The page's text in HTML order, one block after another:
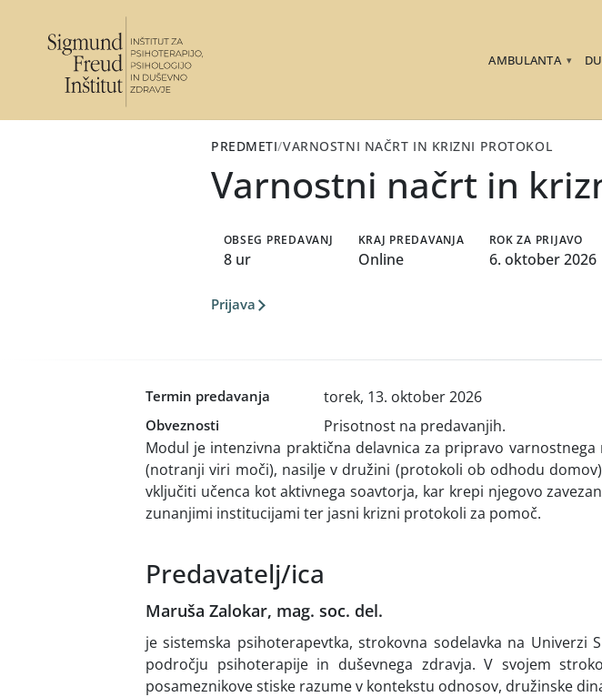
AMBULANTA ▾
PREDMETI/VARNOSTNI NAČRT IN KRIZNI PROTOKOL
Varnostni načrt in
OBSEG PREDAVANJ
8 ur
KRAJ PREDAVANJA
Online
ROK ZA PRIJAVO
6. oktober 2026
Prijava
Termin predavanja torek, 13. oktober 2026
Obveznosti
Prisotnost na predavanjih.
Modul je intenzivna praktična delavnica za pripravo
(notranji viri moči), nasilje v družini (protokoli ob odhodu
vključiti učenca kot aktivnega soavtorja, kar krepi njegovo
zunanjimi institucijami ter jasni krizni protokoli za pomoč.
Predavatelj/ica
Maruša Zalokar, mag. soc. del.
je sistemska psihoterapevtka, strokovna sodelavka na
področju psihoterapije in duševnega zdravja. V svojem
posameznikove stiske razume v kontekstu odnosov, družinske